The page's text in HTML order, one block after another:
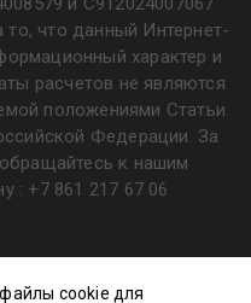
что данный Интернет-
характер и
расчетов не являются
положениями Статьи
Федерации. За
к нашим
: +7 861 217 67 06
cookie для